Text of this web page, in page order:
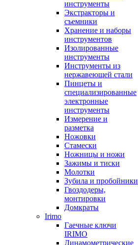
инструменты
Экстракторы и
съемники
Хранение и наборы
инструментов
Изолированные
инструменты
Инструменты из
нержавеющей стали
Пинцеты и
специализированные
электронные
инструменты
Измерение и
разметка
Ножовки
Стамески
Ножницы и ножи
Зажимы и тиски
Молотки
Зубила и пробойники
Гвоздодеры,
монтировки
Домкраты
Irimo
Гаечные ключи
IRIMO
Динамометрические